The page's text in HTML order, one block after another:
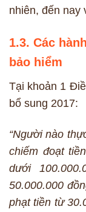
nhiên, đến nay
1.3. Các
bảo hiểm
Tại khoản 1
bổ sung 2017:
“Người nào
chiếm đoạt
dưới
50.000.000
phạt tiền từ